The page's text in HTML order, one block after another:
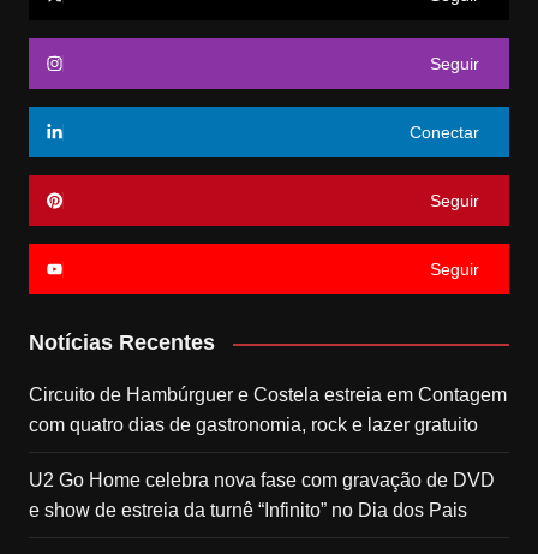
Seguir
Conectar
Seguir
Seguir
Notícias Recentes
Circuito de Hambúrguer e Costela estreia em Contagem
com quatro dias de gastronomia, rock e lazer gratuito
U2 Go Home celebra nova fase com gravação de DVD
e show de estreia da turnê “Infinito” no Dia dos Pais